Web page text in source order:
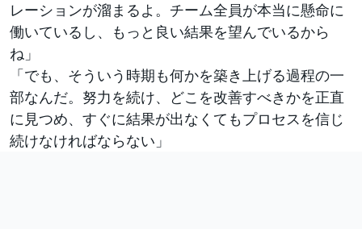
レーションが溜まるよ。チーム全員が本当に懸命に
働いているし、もっと良い結果を望んでいるから
ね」
「でも、そういう時期も何かを築き上げる過程の一
部なんだ。努力を続け、どこを改善すべきかを正直
に見つめ、すぐに結果が出なくてもプロセスを信じ
続けなければならない」